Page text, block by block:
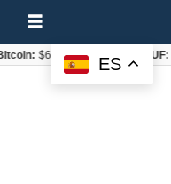
ES
$64.600,08 (+2.93%)